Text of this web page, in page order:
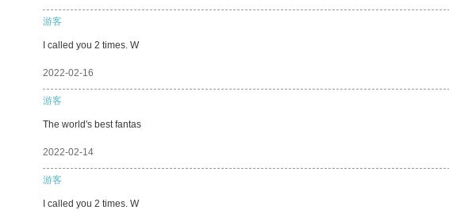
游客
I called you 2 times. W
2022-02-16
游客
The world's best fantas
2022-02-14
游客
I called you 2 times. W